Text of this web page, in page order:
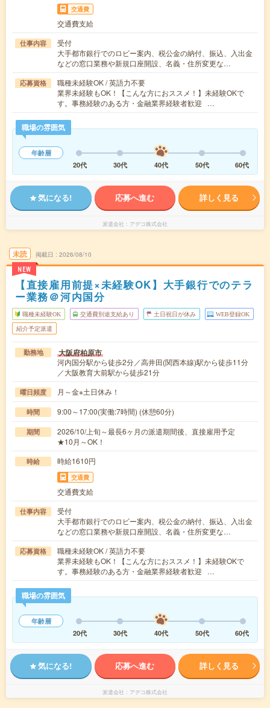
交通費
交通費支給
仕事内容
受付
大手都市銀行でのロビー案内、税公金の納付、振込、入出金
などの窓口業務や新規口座開設、名義・住所変更な…
応募資格
職種未経験OK / 英語力不要
業界未経験もOK！【こんな方におススメ！】未経験OKで
す。事務経験のある方・金融業界経験者歓迎 …
職場の雰囲気
年齢層
20代
30代 40代 50代 60代
気になる! 応募へ進む 詳しく見る
派遣会社 アデコ株式会社
未読
NEW
掲載日 2026/08/10
【直接雇用前提×未経験OK】大手銀行でのテラ
ー業務＠河内国分
職種未経験OK 交通費別途支給あり 土日祝日が休み WEB登録OK
紹介予定派遣
勤務地 大阪府柏原市
河内国分駅から徒歩2分／高井田(関西本線)駅から徒歩11分
／大阪教育大前駅から徒歩21分
曜日頻度 月～金※土日休み！
時間 9:00～17:00(実働:7時間) (休憩60分)
期間
2026/10/上旬～最長6ヶ月の派遣期間後、直接雇用予定
★10月～OK！
時給 時給1610円
交通費
交通費支給
仕事内容
受付
大手都市銀行でのロビー案内、税公金の納付、振込、入出金
などの窓口業務や新規口座開設、名義・住所変更な…
応募資格
職種未経験OK / 英語力不要
業界未経験もOK！【こんな方におススメ！】未経験OKで
す。事務経験のある方・金融業界経験者歓迎 …
職場の雰囲気
年齢層
20代
30代 40代 50代 60代
気になる! 応募へ進む 詳しく見る
派遣会社 アデコ株式会社